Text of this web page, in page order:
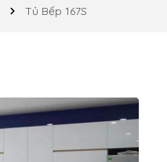
Tủ Bếp 167S